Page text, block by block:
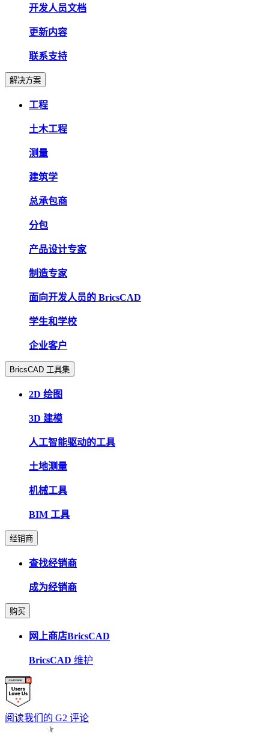
开发人员文档
更新内容
联系支持
解决方案
工程
土木工程
测量
建筑学
总承包商
分包
产品设计专家
制造专家
面向开发人员的 BricsCAD
学生和学校
企业客户
BricsCAD 工具集
2D 绘图
3D 建模
人工智能驱动的工具
土地测量
机械工具
BIM 工具
经销商
查找经销商
成为经销商
购买
网上商店BricsCAD
BricsCAD 维护
阅读我们的 G2 评论